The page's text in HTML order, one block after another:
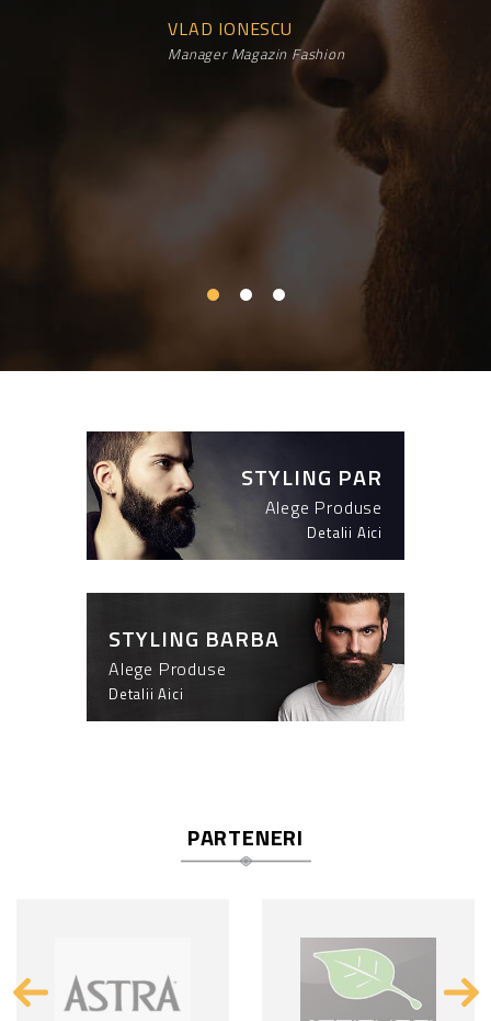
VLAD IONESCU
Manager Magazin Fashion
STYLING PAR
Alege Produse
Detalii Aici
STYLING BARBA
Alege Produse
Detalii Aici
PARTENERI